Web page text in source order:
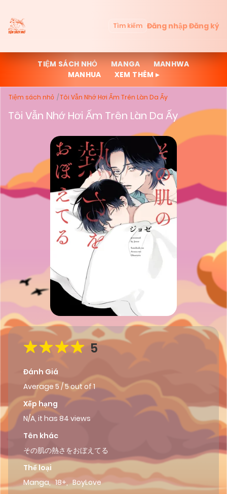
Tìm kiếm Đăng nhậpĐăng ký
TIỆM SÁCH NHỎ MANGA
MANHWA
MANHUA
XEM THÊM ▸
Tiệm sách nhỏ Tôi Vẫn Nhớ Hơi Ấm Trên Làn Da Ấy
Tôi Vẫn Nhớ Hơi Ấm Trên Làn Da Ấy
5
Đánh Giá
Average 5 /5out of1
Xếp hạng
N/A, it has 84 views
Tên khác
その肌の熱さをおぼえてる
Thể loại
Manga, 18+, BoyLove